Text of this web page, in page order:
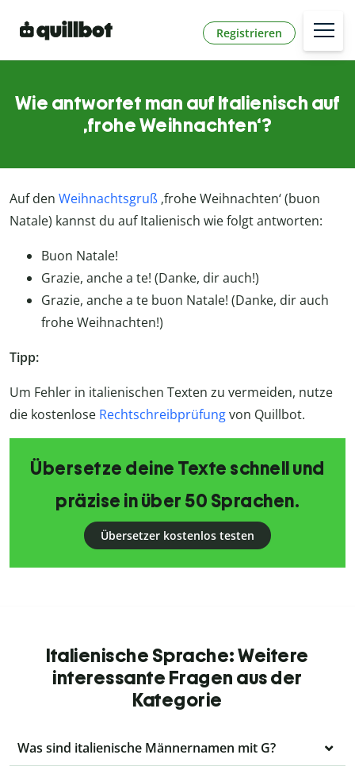
Registrieren
Wie antwortet man auf Italienisch auf
‚frohe Weihnachten‘?
Auf den Weihnachtsgruß ‚frohe Weihnachten‘ (buon
Natale) kannst du auf Italienisch wie folgt antworten:
Buon Natale!
Grazie, anche a te! (Danke, dir auch!)
Grazie, anche a te buon Natale! (Danke, dir auch
frohe Weihnachten!)
Tipp:
Um Fehler in italienischen Texten zu vermeiden, nutze
die kostenlose Rechtschreibprüfungvon Quillbot.
Übersetze deine Texte schnell und
präzise in über 50 Sprachen.
Übersetzer kostenlos testen
Italienische Sprache: Weitere
interessante Fragen aus der
Kategorie
Was sind italienische Männernamen mit G?